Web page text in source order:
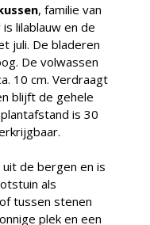
, familie van
lilablauw en de
juli. De bladeren
De volwassen
10 cm. Verdraagt
blijft de gehele
is 30
de bergen en is
als
tussen stenen
plek en een